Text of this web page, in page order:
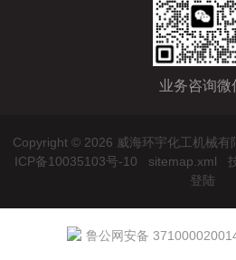
业务咨询微
Copyright © 2026 威海环宇化工机械
ICP备10035103号-10
sitemap.xml
登陆
鲁公网安备